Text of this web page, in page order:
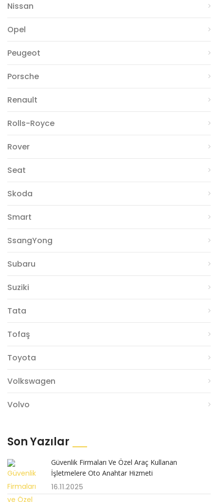
Nissan
Opel
Peugeot
Porsche
Renault
Rolls-Royce
Rover
Seat
Skoda
Smart
SsangYong
Subaru
Suziki
Tata
Tofaş
Toyota
Volkswagen
Volvo
Son Yazılar
Güvenlik Firmaları Ve Özel Araç Kullanan
İşletmelere Oto Anahtar Hizmeti
16.11.2025